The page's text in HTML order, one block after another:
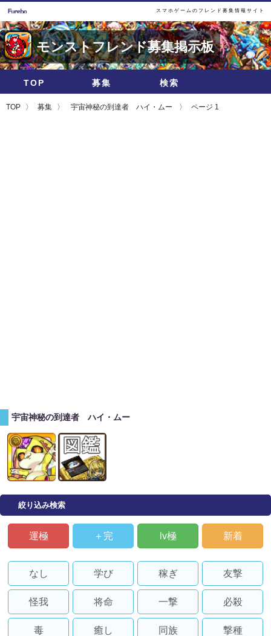
スマホゲームのフレンド募集情報サイト
モンストフレンド募集掲示板
TOP 募集 検索
TOP 募集 宇宙神秘の到達者 ハイ・ムー ページ 1
宇宙神秘の到達者 ハイ・ムー
絞り込み検索
運極 ＋完 lv極 新着
なし 学び 稼ぎ 友撃
怪我 将命 一撃 必殺
毒 癒し 同族 撃種